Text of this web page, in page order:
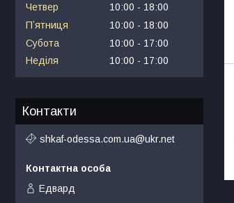
Четвер
10:00
18:00
Пʼятниця
10:00
18:00
Субота
10:00
17:00
Неділя
10:00 17:00
Контакти
shkaf-odessa.com.ua@ukr.net
Едвард